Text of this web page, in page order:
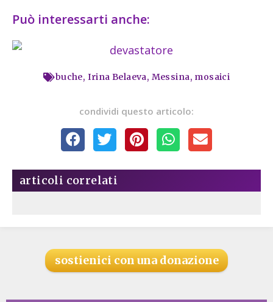
Può interessarti anche:
buche, Irina Belaeva, Messina, mosaici
condividi questo articolo:
articoli correlati
sostienici con una donazione